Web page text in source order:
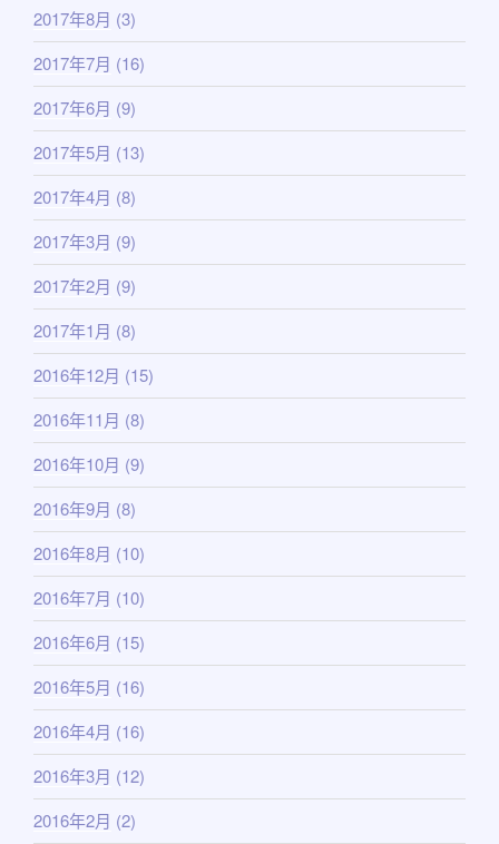
2017年8月 (3)
2017年7月 (16)
2017年6月 (9)
2017年5月 (13)
2017年4月 (8)
2017年3月 (9)
2017年2月 (9)
2017年1月 (8)
2016年12月 (15)
2016年11月 (8)
2016年10月 (9)
2016年9月 (8)
2016年8月 (10)
2016年7月 (10)
2016年6月 (15)
2016年5月 (16)
2016年4月 (16)
2016年3月 (12)
2016年2月 (2)